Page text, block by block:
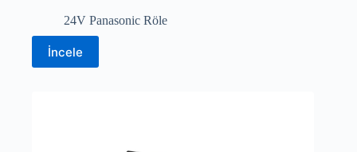
24V Panasonic Röle
İncele